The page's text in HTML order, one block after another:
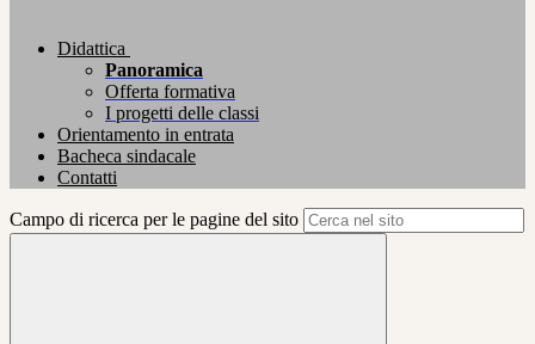
Didattica
Panoramica
Offerta formativa
I progetti delle classi
Orientamento in entrata
Bacheca sindacale
Contatti
Campo di ricerca per le pagine del sito